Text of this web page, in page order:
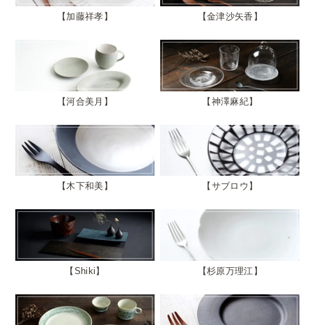
加藤祥孝 金津沙矢香
河合美月 神澤麻紀
木下和美 サブロウ
Shiki 杉原万理江